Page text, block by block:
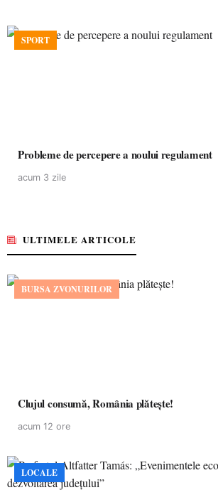
SPORT
Probleme de percepere a noului regulament
acum 3 zile
ULTIMELE ARTICOLE
BURSA ZVONURILOR
Clujul consumă, România plătește!
acum 12 ore
LOCALE